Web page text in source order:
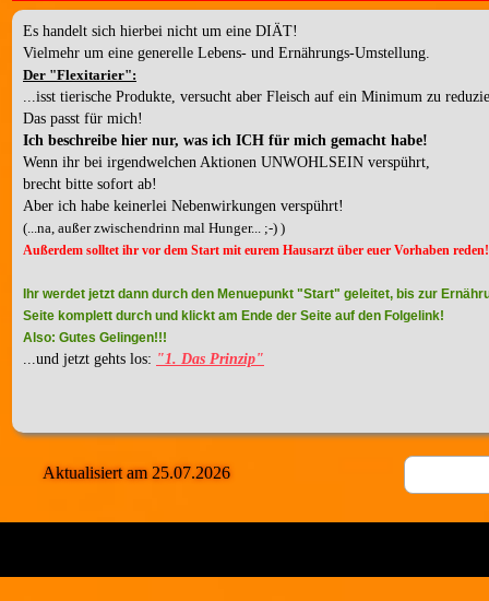
Es handelt sich hierbei nicht um eine DIÄT!
Vielmehr um eine generelle Lebens- und Ernährungs-Umstellung.
Der "Flexitarier":
...isst tierische Produkte, versucht aber Fleisch auf ein Minimum zu
Das passt für mich!
Ich beschreibe hier nur, was ich ICH für mich gemacht habe!
Wenn ihr bei irgendwelchen Aktionen UNWOHLSEIN verspührt,
brecht bitte sofort ab!
Aber ich habe keinerlei Nebenwirkungen verspührt!
(...na, außer zwischendrinn mal Hunger... ;-) )
Außerdem solltet ihr vor dem Start mit eurem Hausarzt über euer Vorhaben
Ihr werdet jetzt dann durch den Menuepunkt "Start" geleitet, bis zur
Seite komplett durch und klickt am Ende der Seite auf den Folgelink!
Also: Gutes Gelingen!!!
...und jetzt gehts los: "1. Das Prinzip"
Aktualisiert am 25.07.2026